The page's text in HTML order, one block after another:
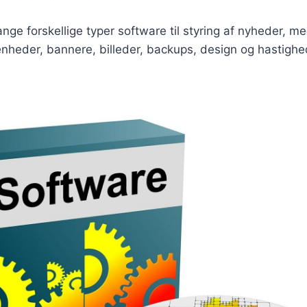
forskellige typer software til styring af nyheder,
bannere, billeder, backups, design og